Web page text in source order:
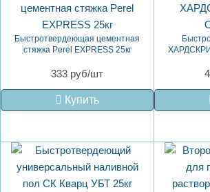
Быстротвердеющая цементная
стяжка Perel EXPRESS 25кг
333 руб/шт
Купить